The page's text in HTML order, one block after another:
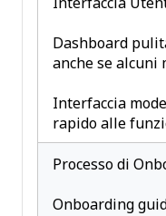
Interfaccia
Dashboard
anche se alcuni
Interfaccia
rapido alle
Processo di
Onboarding